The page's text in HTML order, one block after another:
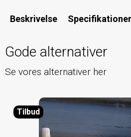
Beskrivelse Specifikationer
Gode alternativer
Se vores alternativer her
Tilbud